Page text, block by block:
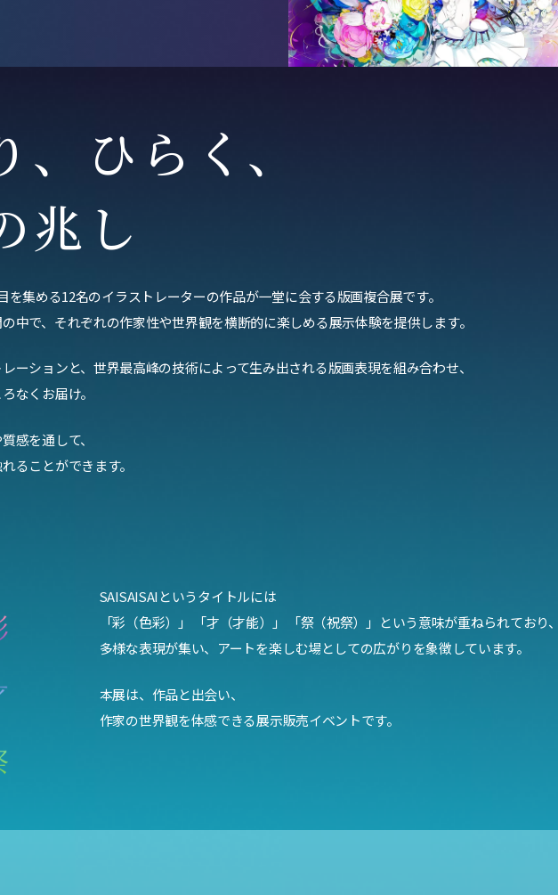
、ひらく、
兆し
を集める12名のイラストレーターの作品が一堂に会する版画複合展です。
中で、それぞれの作家性や世界観を横断的に楽しめる展示体験を提供します。
ーションと、世界最高峰の技術によって生み出される版画表現を組み合わせ、
なくお届け。
感を通して、
ることができます。
SAISAISAIというタイトルには
「彩（色彩）」 「才（才能）」 「祭（祝祭）」という意味が重ねられており、
多様な表現が集い、アートを楽しむ場としての広がりを象徴しています。
本展は、作品と出会い、
作家の世界観を体感できる展示販売イベントです。